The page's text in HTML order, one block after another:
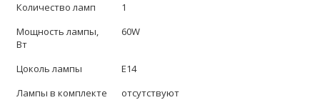
Количество ламп
1
Мощность лампы,
Вт
60W
Цоколь лампы
E14
Лампы в комплекте
отсутствуют